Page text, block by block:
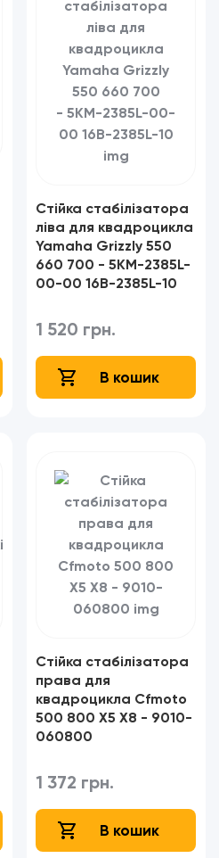
Стійка стабілізатора
ліва для квадроцикла
Yamaha Grizzly 550
660 700 - 5KM-2385L-
00-00 16B-2385L-10​​​​​​​
1 520 грн.
В кошик
Стійка стабілізатора
права для
квадроцикла Cfmoto
500 800 X5 X8 - 9010-
060800
1 372 грн.
В кошик